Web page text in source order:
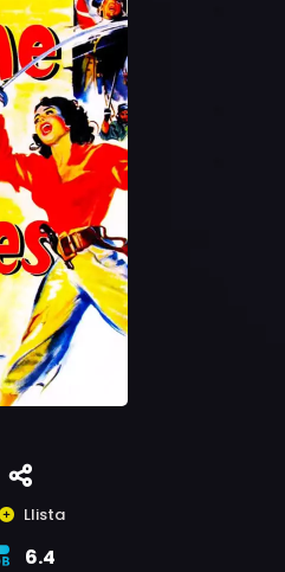
Llista
6.4